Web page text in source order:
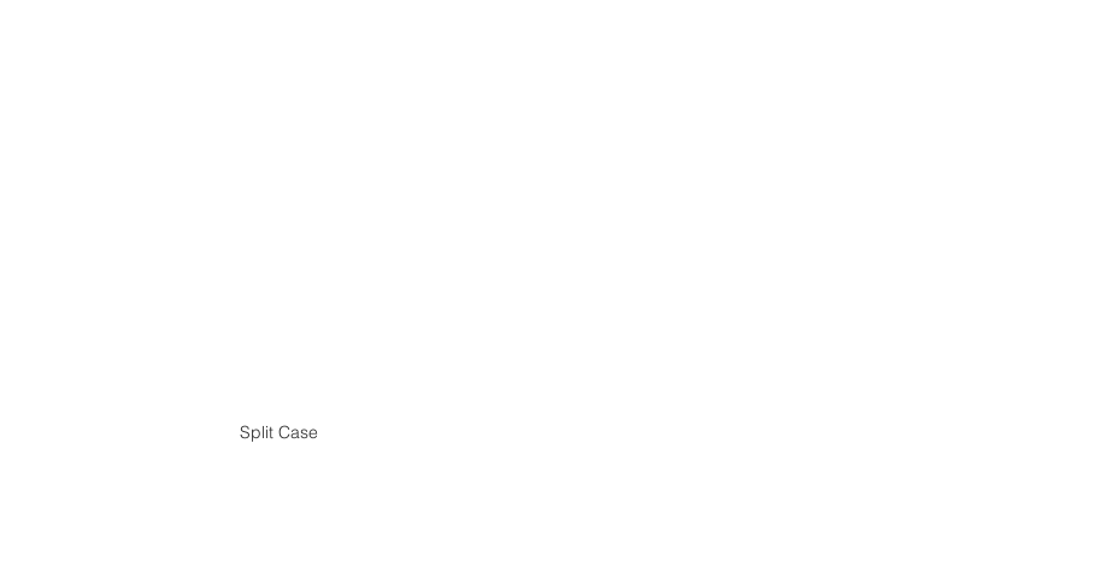
Split Case